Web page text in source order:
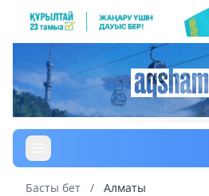
Басты бет / Алматы